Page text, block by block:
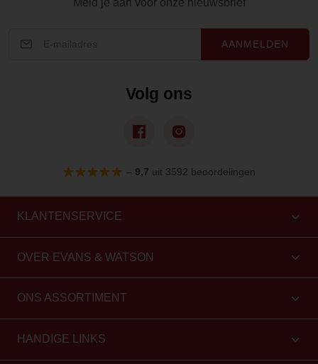
Meld je aan voor onze nieuwsbrief
AANMELDEN
Volg ons
– 9,7 uit 3592 beoordelingen
KLANTENSERVICE
OVER EVANS & WATSON
ONS ASSORTIMENT
HANDIGE LINKS